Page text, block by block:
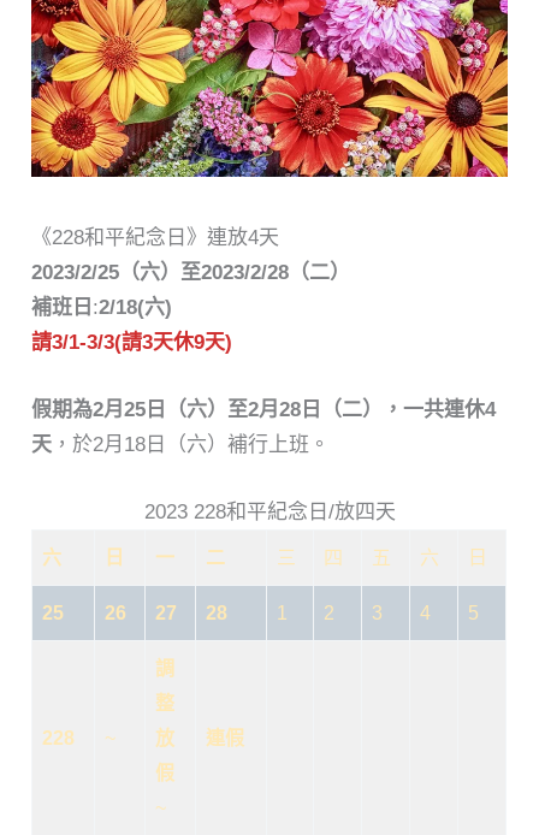
《228和平紀念日》連放4天
2023/2/25（六）至2023/2/28（二）
補班日 :2/18(六)
請3/1-3/3(請3天休9天)
假期為2月25日（六）至2月28日（二），一共連休4
天 ，於2月18日（六）補行上班。
2023 228和平紀念日/放四天
六 日 一 二 三 四 五 六 日
25 26 27 28 1 2 3 4 5
228 ~
調
整
放
假
~
連假